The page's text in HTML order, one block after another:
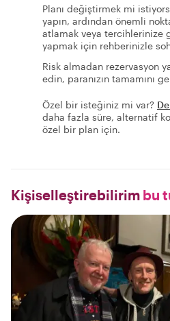
Planı değiştirmek mi
yapın, ardından önemli
atlamak veya tercihlerinize
yapmak için rehberinizle
Risk almadan rezervasyon
edin, paranızın tamamını
Özel bir isteğiniz mi var?
daha fazla süre, alternatif
özel bir plan için.
Kişiselleştirebilirim bu